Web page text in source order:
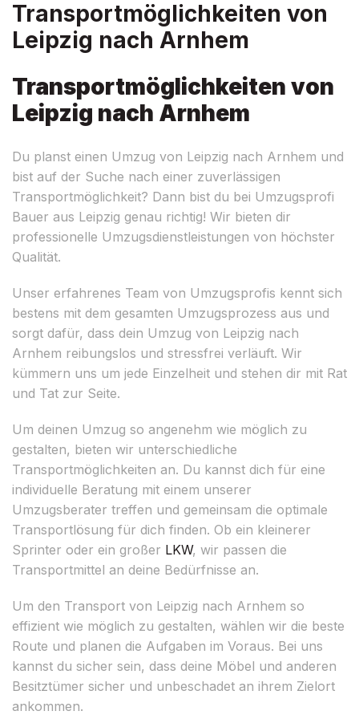
Transportmöglichkeiten von
Leipzig nach Arnhem
Transportmöglichkeiten von
Leipzig nach Arnhem
Du planst einen Umzug von Leipzig nach Arnhem und
bist auf der Suche nach einer zuverlässigen
Transportmöglichkeit? Dann bist du bei Umzugsprofi
Bauer aus Leipzig genau richtig! Wir bieten dir
professionelle Umzugsdienstleistungen von höchster
Qualität.
Unser erfahrenes Team von Umzugsprofis kennt sich
bestens mit dem gesamten Umzugsprozess aus und
sorgt dafür, dass dein Umzug von Leipzig nach
Arnhem reibungslos und stressfrei verläuft. Wir
kümmern uns um jede Einzelheit und stehen dir mit Rat
und Tat zur Seite.
Um deinen Umzug so angenehm wie möglich zu
gestalten, bieten wir unterschiedliche
Transportmöglichkeiten an. Du kannst dich für eine
individuelle Beratung mit einem unserer
Umzugsberater treffen und gemeinsam die optimale
Transportlösung für dich finden. Ob ein kleinerer
Sprinter oder ein großer LKW, wir passen die
Transportmittel an deine Bedürfnisse an.
Um den Transport von Leipzig nach Arnhem so
effizient wie möglich zu gestalten, wählen wir die beste
Route und planen die Aufgaben im Voraus. Bei uns
kannst du sicher sein, dass deine Möbel und anderen
Besitztümer sicher und unbeschadet an ihrem Zielort
ankommen.